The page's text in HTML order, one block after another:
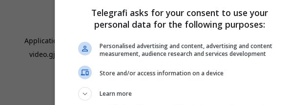
Telegrafi asks for your consent to use your
personal data for the following purposes:
Personalised advertising and content, advertising and content
measurement, audience research and services development
Store and/or access information on a device
Learn more